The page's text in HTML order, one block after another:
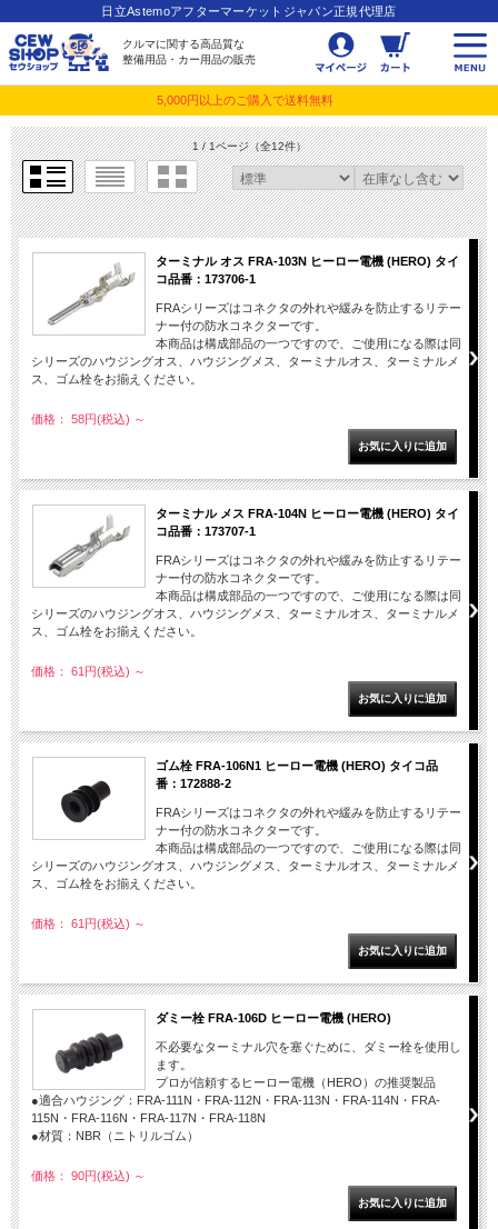
日立Astemoアフターマーケットジャパン正規代理店
クルマに関する高品質な
整備用品・カー用品の販売
5,000円以上のご購入で送料無料
1 / 1ページ（全12件）
ターミナル オス FRA-103N ヒーロー電機 (HERO) タイ
コ品番：173706-1
FRAシリーズはコネクタの外れや緩みを防止するリテー
ナー付の防水コネクターです。
本商品は構成部品の一つですので、ご使用になる際は同
シリーズのハウジングオス、ハウジングメス、ターミナルオス、ターミナルメ
ス、ゴム栓をお揃えください。
価格： 58円(税込) ～
ターミナル メス FRA-104N ヒーロー電機 (HERO) タイ
コ品番：173707-1
FRAシリーズはコネクタの外れや緩みを防止するリテー
ナー付の防水コネクターです。
本商品は構成部品の一つですので、ご使用になる際は同
シリーズのハウジングオス、ハウジングメス、ターミナルオス、ターミナルメ
ス、ゴム栓をお揃えください。
価格： 61円(税込) ～
ゴム栓 FRA-106N1 ヒーロー電機 (HERO) タイコ品
番：172888-2
FRAシリーズはコネクタの外れや緩みを防止するリテー
ナー付の防水コネクターです。
本商品は構成部品の一つですので、ご使用になる際は同
シリーズのハウジングオス、ハウジングメス、ターミナルオス、ターミナルメ
ス、ゴム栓をお揃えください。
価格： 61円(税込) ～
ダミー栓 FRA-106D ヒーロー電機 (HERO)
不必要なターミナル穴を塞ぐために、ダミー栓を使用し
ます。
プロが信頼するヒーロー電機（HERO）の推奨製品
●適合ハウジング：FRA-111N・FRA-112N・FRA-113N・FRA-114N・FRA-
115N・FRA-116N・FRA-117N・FRA-118N
●材質：NBR（ニトリルゴム）
価格： 90円(税込) ～